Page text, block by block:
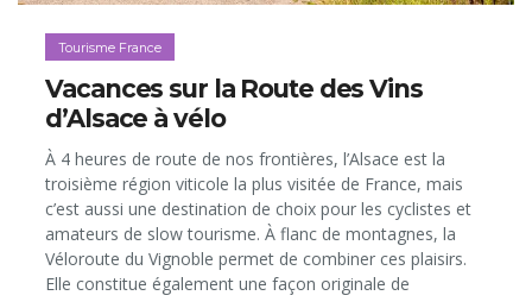
Tourisme France
Vacances sur la Route des Vins
d’Alsace à vélo
À 4 heures de route de nos frontières, l’Alsace est la
troisième région viticole la plus visitée de France, mais
c’est aussi une destination de choix pour les cyclistes et
amateurs de slow tourisme. À flanc de montagnes, la
Véloroute du Vignoble permet de combiner ces plaisirs.
Elle constitue également une façon originale de